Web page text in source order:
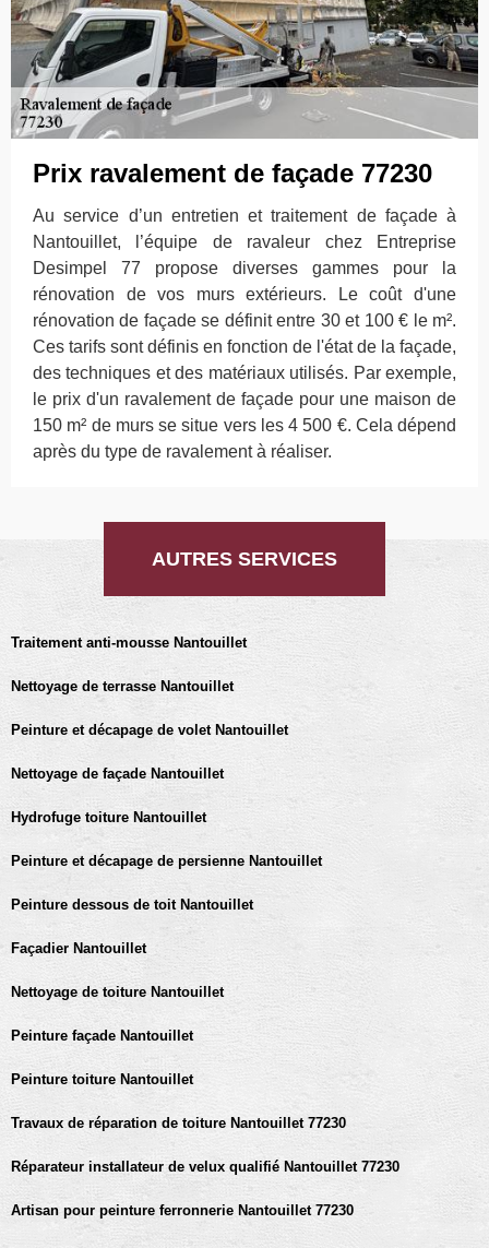
Prix ravalement de façade 77230
Au service d’un entretien et traitement de façade à
Nantouillet, l’équipe de ravaleur chez Entreprise
Desimpel 77 propose diverses gammes pour la
rénovation de vos murs extérieurs. Le coût d'une
rénovation de façade se définit entre 30 et 100 € le m².
Ces tarifs sont définis en fonction de l'état de la façade,
des techniques et des matériaux utilisés. Par exemple,
le prix d'un ravalement de façade pour une maison de
150 m² de murs se situe vers les 4 500 €. Cela dépend
après du type de ravalement à réaliser.
AUTRES SERVICES
Traitement anti-mousse Nantouillet
Nettoyage de terrasse Nantouillet
Peinture et décapage de volet Nantouillet
Nettoyage de façade Nantouillet
Hydrofuge toiture Nantouillet
Peinture et décapage de persienne Nantouillet
Peinture dessous de toit Nantouillet
Façadier Nantouillet
Nettoyage de toiture Nantouillet
Peinture façade Nantouillet
Peinture toiture Nantouillet
Travaux de réparation de toiture Nantouillet 77230
Réparateur installateur de velux qualifié Nantouillet 77230
Artisan pour peinture ferronnerie Nantouillet 77230